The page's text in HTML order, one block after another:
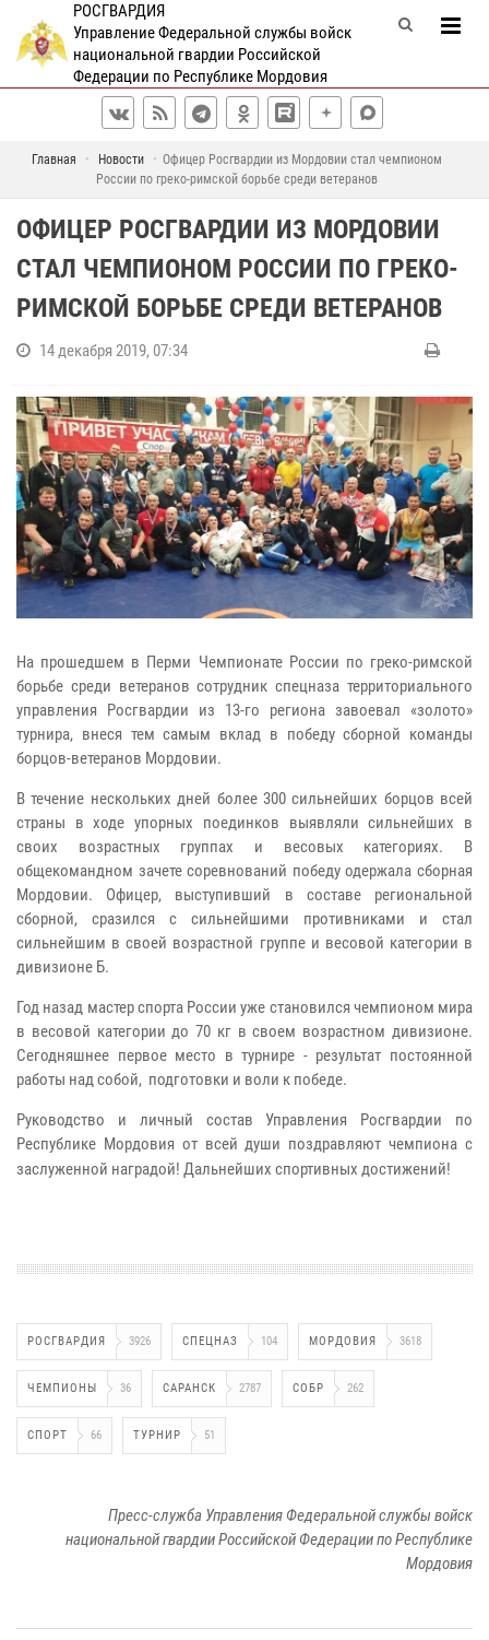
РОСГВАРДИЯ
Управление Федеральной службы войск
национальной гвардии Российской
Федерации по Республике Мордовия
Главная Новости
Офицер Росгвардии из Мордовии стал чемпионом
России по греко-римской борьбе среди ветеранов
ОФИЦЕР РОСГВАРДИИ ИЗ МОРДОВИИ
СТАЛ ЧЕМПИОНОМ РОССИИ ПО ГРЕКО-
РИМСКОЙ БОРЬБЕ СРЕДИ ВЕТЕРАНОВ
14 декабря 2019, 07:34
На прошедшем в Перми Чемпионате России по греко-римской
борьбе среди ветеранов сотрудник спецназа территориального
управления Росгвардии из 13-го региона завоевал «золото»
турнира, внеся тем самым вклад в победу сборной команды
борцов-ветеранов Мордовии.
В течение нескольких дней более 300 сильнейших борцов всей
страны в ходе упорных поединков выявляли сильнейших в
своих возрастных группах и весовых категориях.
В
общекомандном зачете соревнований победу одержала сборная
Мордовии.
Офицер, выступивший в составе региональной
сборной, сразился с сильнейшими противниками и стал
сильнейшим в своей возрастной группе и весовой категории в
дивизионе Б.
Год назад мастер спорта России уже становился чемпионом мира
в весовой категории до 70 кг в своем возрастном дивизионе.
Сегодняшнее первое место в турнире - результат постоянной
работы над собой, подготовки и воли к победе.
Руководство и личный состав Управления Росгвардии по
Республике Мордовия от всей души поздравляют чемпиона с
заслуженной наградой! Дальнейших спортивных достижений!
РОСГВАРДИЯ 3926 СПЕЦНАЗ 104 МОРДОВИЯ 3618
ЧЕМПИОНЫ 36 САРАНСК 2787 СОБР 262
СПОРТ 66 ТУРНИР 51
Пресс-служба Управления Федеральной службы войск
национальной гвардии Российской Федерации по Республике
Мордовия